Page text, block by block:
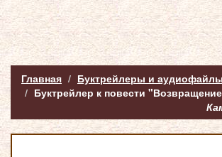
Главная
Буктрейлеры и аудиофайлы
Буктрейлер к повести